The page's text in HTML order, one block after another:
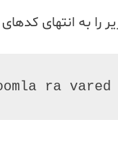
را به انتهای
ra vared